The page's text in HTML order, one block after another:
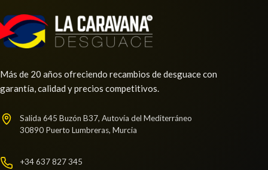
REFUERZO PARAGOLPES DELANTERO
REFUERZO PARAGOLPES DELANTERO usado.
Ref: 2292436
RETROVISOR IZQUIERDO
FORD C-MAX TREND
Consultar
VOLANTE usado.
FORD C-MAX TREND
Más de 20 años ofreciendo recambios de desguace con
garantía, calidad y precios competitivos.
Salida 645 Buzón B37, Autovía del Mediterráneo
30890 Puerto Lumbreras, Murcia
+34 637 827 345